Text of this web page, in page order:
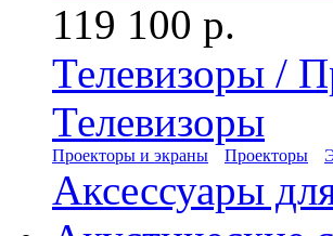
119 100 р.
Телевизоры /
Телевизоры
Проекторы и экраны Проекторы
Аксессуары